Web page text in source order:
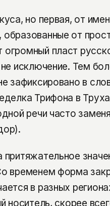
но первая, от
от
пласт
исключение. Тем
зафиксировано в
Трифона в
речи часто
временем форма
в разных
носитель, скорее